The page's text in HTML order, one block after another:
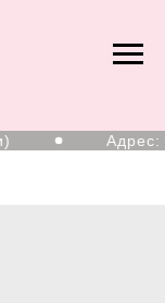
Адрес: